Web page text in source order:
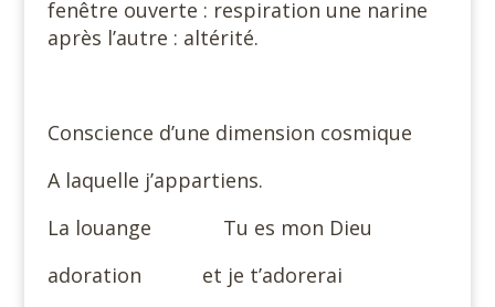
fenêtre ouverte : respiration une narine
après l’autre : altérité.
Conscience d’une dimension cosmique
A laquelle j’appartiens.
La louange Tu es mon Dieu
adoration et je t’adorerai